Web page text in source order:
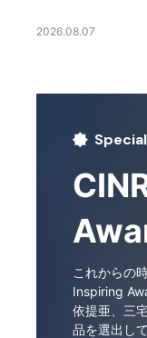
2026.08.07
これからの
Inspiring
依提亜、三
品を選出し